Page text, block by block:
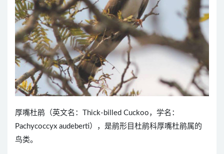
厚嘴杜鹃（英文名：Thick-billed Cuckoo，学名：
Pachycoccyx audeberti），是鹃形目杜鹃科厚嘴杜鹃属的
鸟类。